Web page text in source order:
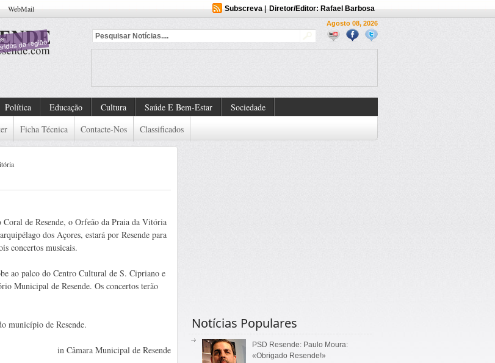
WebMail Subscreva| Diretor/Editor: Rafael Barbosa
Agosto 08, 2026
Política Educação Cultura Saúde E Bem-Estar
Sociedade
Ficha Técnica Contacte-Nos Classificados
de Resende, o Orfeão da Praia da Vitória
dos Açores, estará por Resende para
concertos musicais.
ao palco do Centro Cultural de S. Cipriano e
Municipal de Resende. Os concertos terão
município de Resende.
in Câmara Municipal de Resende
Notícias Populares
PSD Resende: Paulo Moura:
«Obrigado Resende!»